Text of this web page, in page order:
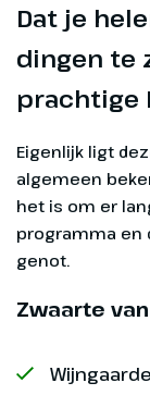
Dat je
dingen te
prachtige
Eigenlijk ligt
algemeen
het is om er
programma en
genot.
Zwaarte